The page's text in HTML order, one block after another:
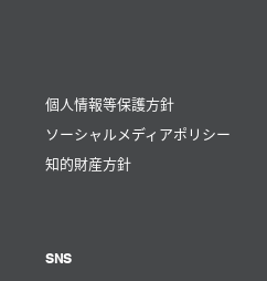
個人情報等保護方針
ソーシャルメディアポリシー
知的財産方針
SNS